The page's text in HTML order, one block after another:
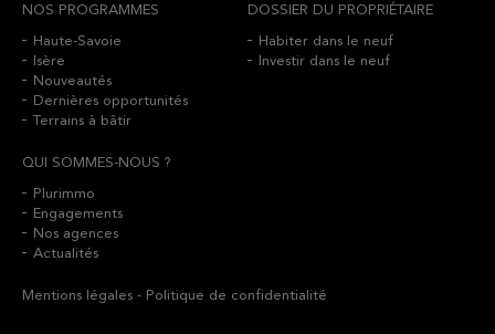
NOS PROGRAMMES
Haute-Savoie
Isère
Nouveautés
Dernières opportunités
Terrains à bâtir
DOSSIER DU PROPRIÉTAIRE
Habiter dans le neuf
Investir dans le neuf
QUI SOMMES-NOUS ?
Plurimmo
Engagements
Nos agences
Actualités
Mentions légales - Politique de confidentialité